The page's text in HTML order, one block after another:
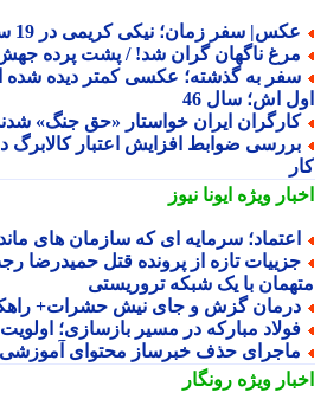
سفر زمان؛ نیکی کریمی در 19 سالگی با لباس عروس
ناگهان گران شد! / پشت پرده جهش
به گذشته؛ عکسی کمتر دیده شده از
اش؛ سال 46
ایران خواستار «حق جنگ» شدند
ضوابط افزایش اعتبار کالابرگ در
ویژهایونا نیوز
سرمایه ای که سازمان های
تازه از پرونده قتل حمیدرضا رجب
با یک شبکه تروریستی
گزش و جای نیش حشرات+
مبارکه در مسیر بازسازی؛ اولویت
حذف خبرساز محتوای آموزشی
ویژهرونگار